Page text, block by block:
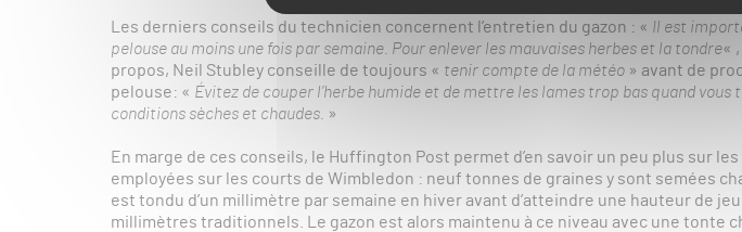
Les derniers conseils du technicien concernent l’entretien du gazon : « Il est
pelouse au moins une fois par semaine. Pour enlever les mauvaises herbes et la tondre«
propos, Neil Stubley conseille de toujours « tenir compte de la météo » avant de
pelouse: « Évitez de couper l’herbe humide et de mettre les lames trop bas quand vous
conditions sèches et chaudes. »
En marge de ces conseils, le Huffington Post permet d’en savoir un peu plus sur
employées sur les courts de Wimbledon : neuf tonnes de graines y sont semées
est tondu d’un millimètre par semaine en hiver avant d’atteindre une hauteur de
millimètres traditionnels. Le gazon est alors maintenu à ce niveau avec une tonte